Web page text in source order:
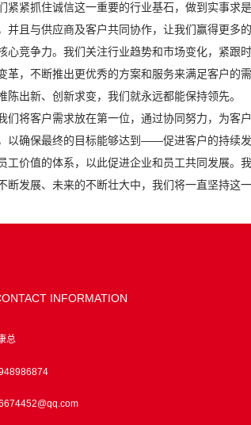
紧紧抓住诚信这一重要的行业基石，做到实事求
且与供应商及客户共同协作，让我们赢得更多的
心竞争力。我们关注行业趋势和市场变化，紧跟
革，不断推出更优秀的方案和服务来满足客户的
出新、创新求变，我们就永远都能保持领先。
们将客户需求放在第一位，通过协同努力，为客
以确保最终的目标能够达到——促进客户的持续
工价值的体系，以此促进企业和员工共同发展。
发展、未来的不断壮大中，我们将一直坚持这一
INFORMATION
总